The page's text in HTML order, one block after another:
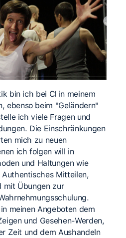
bin ich bei CI in meinem
ebenso beim "Geländern"
ich viele Fragen und
Die Einschränkungen
mich zu neuen
ich folgen will in
und Haltungen wie
Mitteilen,
mit Übungen zur
meinen Angeboten dem
und Gesehen-Werden,
Zeit und dem Aushandeln